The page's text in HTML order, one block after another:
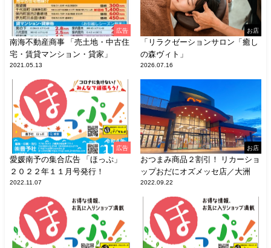
広告
南海不動産商事 「売土地・中古住
宅・賃貸マンション・貸家」
2021.05.13
お店
「リラクゼーションサロン「癒し
の森ヴィト」
2026.07.16
広告
愛媛南予の集合広告 「ほっぷ」
２０２２年１１月号発行！
2022.11.07
お店
おつまみ商品２割引！ リカーショ
ップおだにオズメッセ店／大洲
2022.09.22